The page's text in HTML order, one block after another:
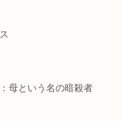
母という名の暗殺者